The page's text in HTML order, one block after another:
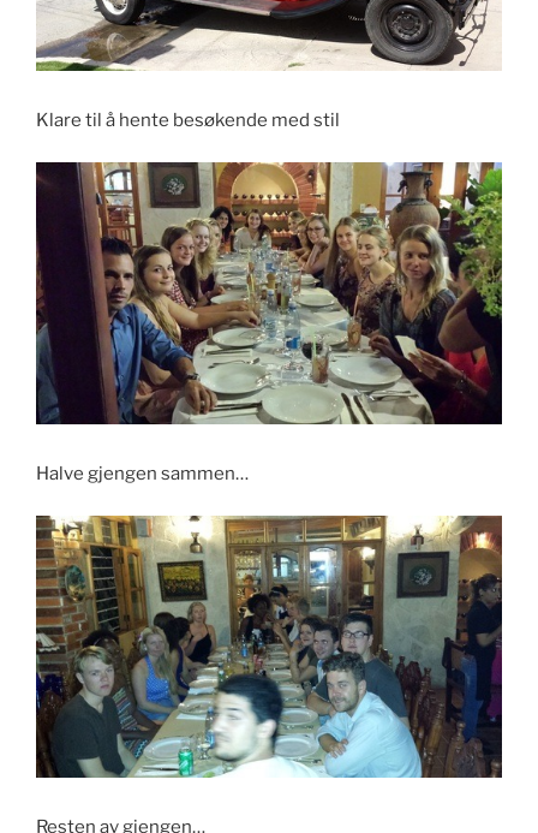
Klare til å hente besøkende med stil
Halve gjengen sammen…
Resten av gjengen…